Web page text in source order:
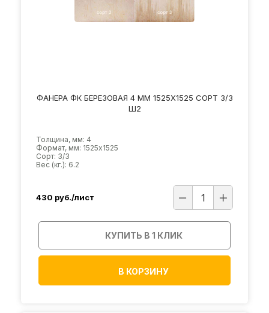
ФАНЕРА ФК БЕРЕЗОВАЯ 4 ММ 1525Х1525 СОРТ 3/3
Ш2
Толщина, мм: 4
Формат, мм: 1525х1525
Сорт: 3/3
Вес (кг.): 6.2
430 руб./лист
КУПИТЬ В 1 КЛИК
В КОРЗИНУ